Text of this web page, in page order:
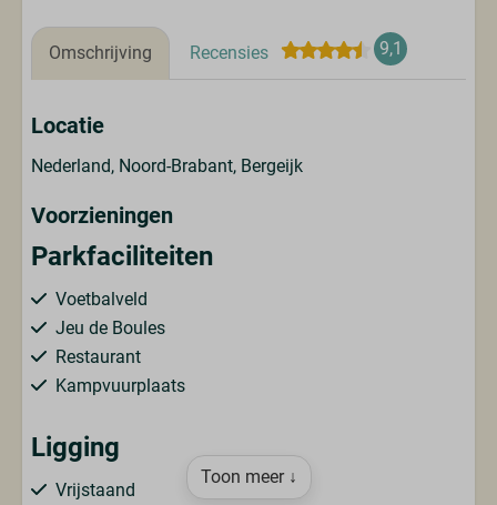
Omschrijving Recensies 9,1
Locatie
Nederland, Noord-Brabant, Bergeijk
Voorzieningen
Parkfaciliteiten
Voetbalveld
Jeu de Boules
Restaurant
Kampvuurplaats
Ligging
Vrijstaand
Toon meer ↓